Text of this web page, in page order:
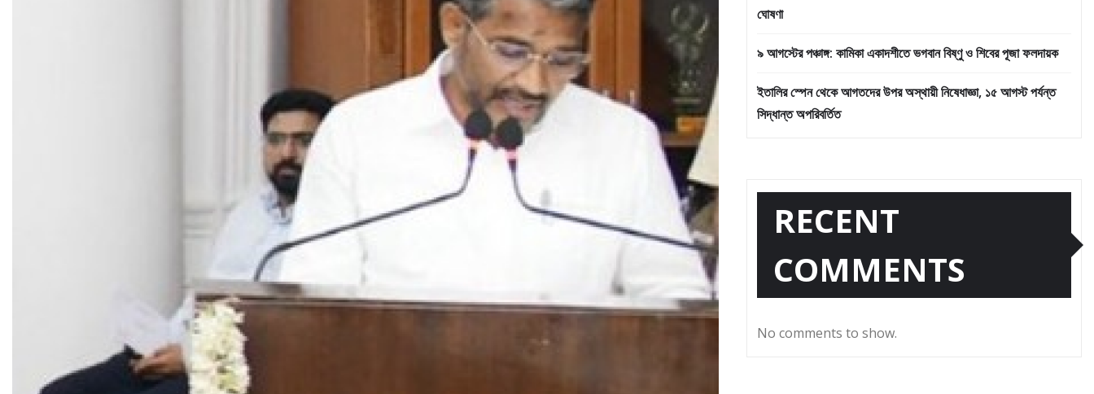
ঘোষণা
৯ আগস্টের পঞ্চাঙ্গ: কামিকা একাদশীতে ভগবান বিষ্ণু ও শিবের পূজা ফলদায়ক
ইতালির স্পেন থেকে আগতদের উপর অস্থায়ী নিষেধাজ্ঞা, ১৫ আগস্ট পর্যন্ত
সিদ্ধান্ত অপরিবর্তিত
RECENT
COMMENTS
No comments to show.